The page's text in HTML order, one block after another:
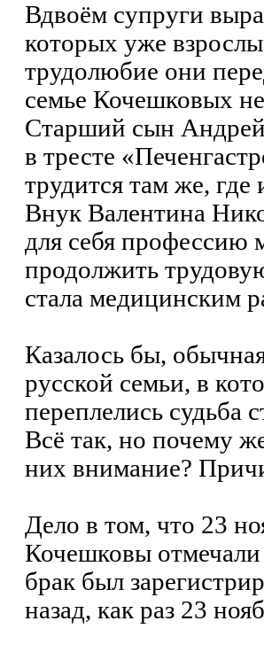
Вдвоём супруги
которых уже
трудолюбие они
семье Кочешковых
Старший сын Андрей
в тресте
трудится там же, где
Внук Валентина
для себя профессию
продолжить
стала медицинским
Казалось бы,
русской семьи, в
переплелись судьба
Всё так, но почему
них внимание?
Дело в том, что 23
Кочешковы
брак был
назад, как раз 23